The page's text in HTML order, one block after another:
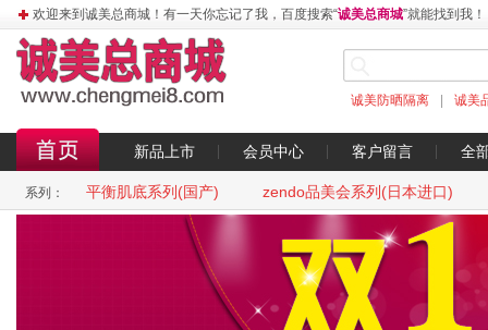
欢迎来到诚美总商城！有一天你忘记了我，百度搜索“诚美总商城”就能找到我！
诚美防晒隔离 诚美
新品上市 会员中心 客户留言 全
系列： 平衡肌底系列(国产) zendo品美会系列(日本进口)